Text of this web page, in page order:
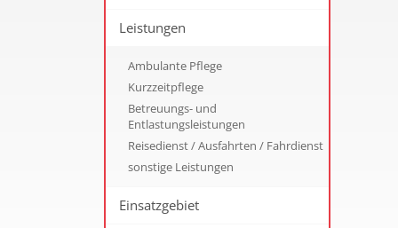
Leistungen
Ambulante Pflege
Kurzzeitpflege
Betreuungs- und
Entlastungsleistungen
Reisedienst / Ausfahrten / Fahrdienst
sonstige Leistungen
Einsatzgebiet